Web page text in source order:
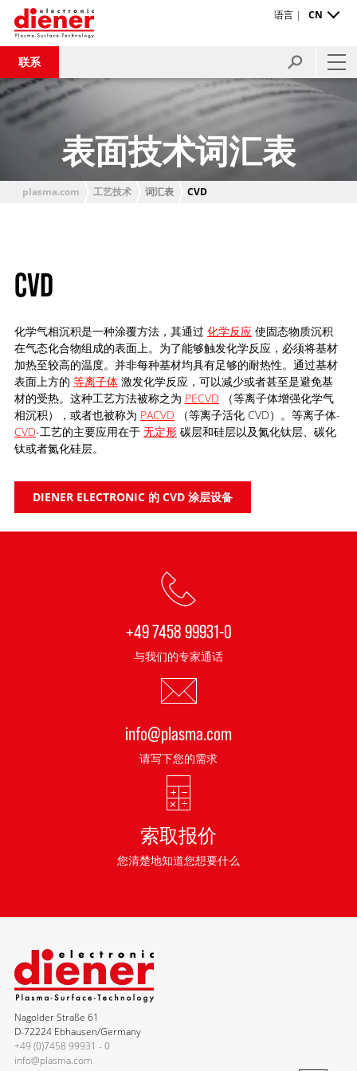
联系
语言 | CN
表面技术词汇表
plasma.com 工艺技术 词汇表 CVD
CVD
化学气相沉积是一种涂覆方法，其通过 化学反应使固态物质沉积
在气态化合物组成的表面上。为了能够触发化学反应，必须将基材
加热至较高的温度。并非每种基材均具有足够的耐热性。通过基材
表面上方的 等离子体激发化学反应，可以减少或者甚至是避免基
材的受热。这种工艺方法被称之为 PECVD （等离子体增强化学气
相沉积），或者也被称为 PACVD （等离子活化 CVD）。等离子体-
CVD-工艺的主要应用在于 无定形碳层和硅层以及氮化钛层、碳化
钛或者氮化硅层。
DIENER ELECTRONIC 的 CVD 涂层设备
+49 7458 99931-0
与我们的专家通话
info@plasma.com
请写下您的需求
索取报价
您清楚地知道您想要什么
Nagolder Straße 61
D-72224 Ebhausen/Germany
+49 (0)7458 99931 - 0
info@plasma.com